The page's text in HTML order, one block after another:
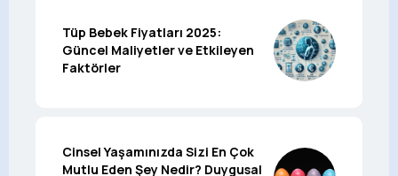
Tüp Bebek Fiyatları 2025:
Güncel Maliyetler ve Etkileyen
Faktörler
Cinsel Yaşamınızda Sizi En Çok
Mutlu Eden Şey Nedir? Duygusal